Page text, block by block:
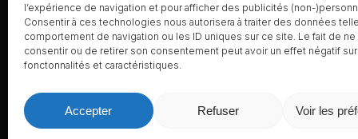
l’expérience de navigation et pour afficher des publicités (non-
Consentir à ces technologies nous autorisera à traiter des données
comportement de navigation ou les ID uniques sur ce site. Le fait de ne
consentir ou de retirer son consentement peut avoir un effet négatif
fonctonnalités et caractéristiques.
Accepter Refuser Voir les
LaConstruction.ca est un répertoire
gratuit depuis 2009, rassemblant
plus de 40 000 membres du
Accueil
Achat
Site